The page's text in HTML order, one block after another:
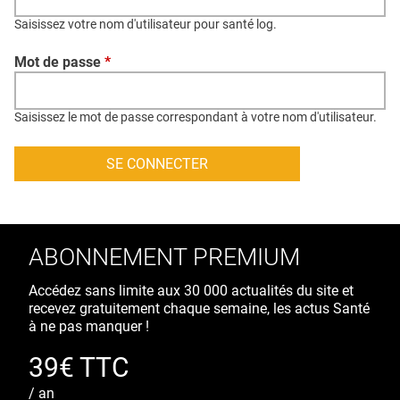
CONTACT
CRÉDITS
Saisissez votre nom d'utilisateur pour santé log.
Mot de passe *
Saisissez le mot de passe correspondant à votre nom d'utilisateur.
ABONNEMENT PREMIUM
Accédez sans limite aux 30 000 actualités du site et
recevez gratuitement chaque semaine, les actus Santé
à ne pas manquer !
39€ TTC
/ an